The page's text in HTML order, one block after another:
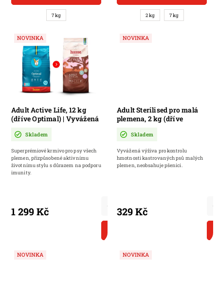
7 kg 2 kg 7 kg
NOVINKA
Adult Active Life, 12 kg
(dříve Optimal) | Vyvážená
výkon a celkovou pohodu
Skladem
1 299 Kč
Superprémiové krmivo pro psy všech
plemen, přizpůsobené aktivnímu
životnímu stylu s důrazem na podporu
imunity.
NOVINKA
Adult Sterilised pro malá
plemena, 2 kg (dříve
Granulované krmivo pro
psy malých plemen
Skladem
329 Kč
Vyvážená výživa pro kontrolu
hmotnosti kastrovaných psů malých
plemen, neobsahuje pšenici.
NOVINKA NOVINKA